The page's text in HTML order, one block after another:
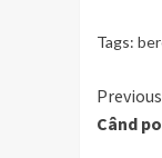
Tags:
Previous
Când